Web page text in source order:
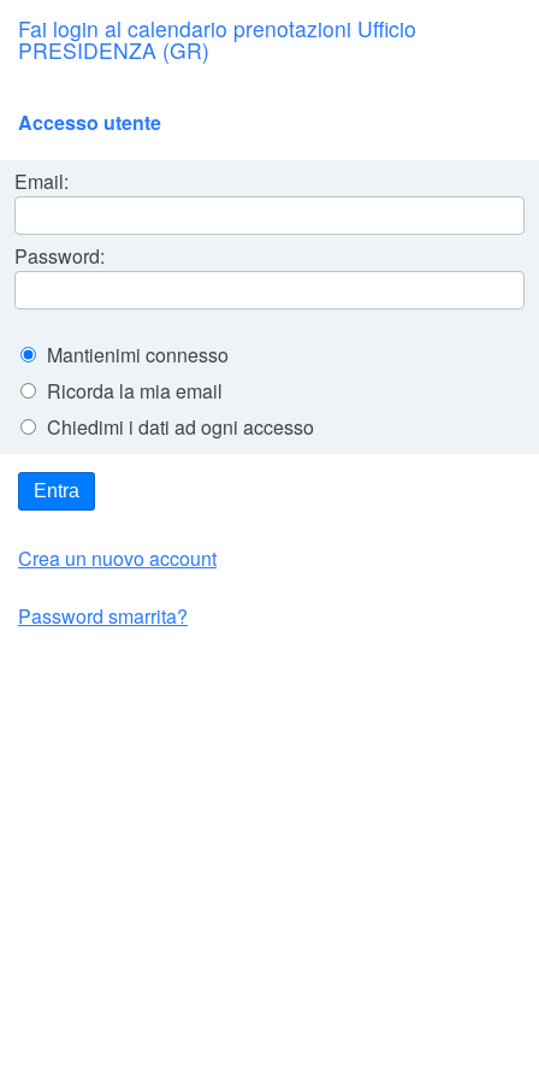
Fai login al calendario prenotazioni Ufficio
PRESIDENZA (GR)
Accesso utente
Email:
Password:
Mantienimi connesso
Ricorda la mia email
Chiedimi i dati ad ogni accesso
Entra
Crea un nuovo account
Password smarrita?